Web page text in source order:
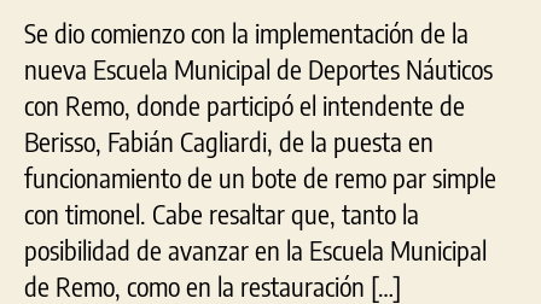
Se dio comienzo con la implementación de la
nueva Escuela Municipal de Deportes Náuticos
con Remo, donde participó el intendente de
Berisso, Fabián Cagliardi, de la puesta en
funcionamiento de un bote de remo par simple
con timonel. Cabe resaltar que, tanto la
posibilidad de avanzar en la Escuela Municipal
de Remo, como en la restauración […]